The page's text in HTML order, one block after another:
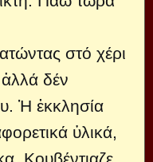
στό χέρι
ἀλλά δέν
Ἡ ἐκκλησία
ὑλικά,